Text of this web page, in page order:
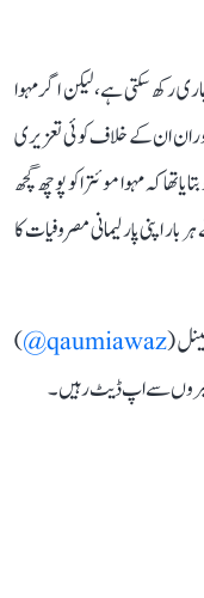
رکھ سکتی ہے، لیکن اگر مہوا
ان کے خلاف کوئی تعزیری
تھا کہ مہوا موئترا کو پوچھ گچھ
اپنی پارلیمانی مصروفیات کا
(
qaumiawaz@
)
خبروں سے اپ ڈیٹ رہیں۔